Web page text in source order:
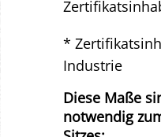
*
Industrie
Diese Maße
notwendig